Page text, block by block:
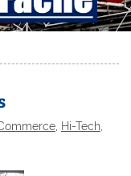
, Hi-Tech,